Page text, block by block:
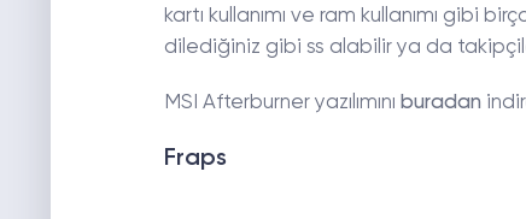
kartı kullanımı ve ram kullanımı gibi
dilediğiniz gibi ss alabilir ya da
MSI Afterburner yazılımını buradan
Fraps